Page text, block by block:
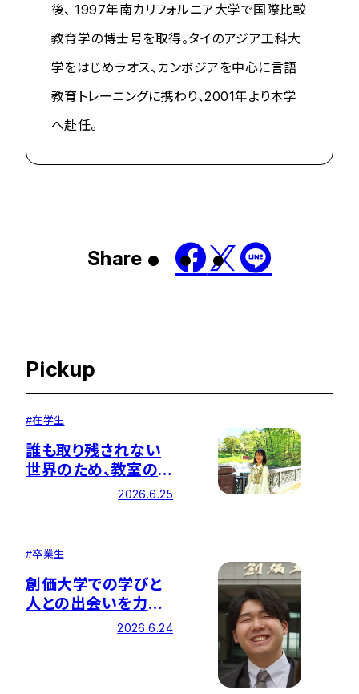
後、 1997年南カリフォルニア大学で国際比較
教育学の博士号を取得。タイのアジア工科大
学をはじめラオス、カンボジアを中心に言語
教育トレーニングに携わり、2001年より本学
へ赴任。
Share
Pickup
#在学生
誰も取り残されない
世界のため、教室の
知識を現場の力に
2026.6.25
#卒業生
創価大学での学びと
人との出会いを力に
国内最大手の総合商
2026.6.24